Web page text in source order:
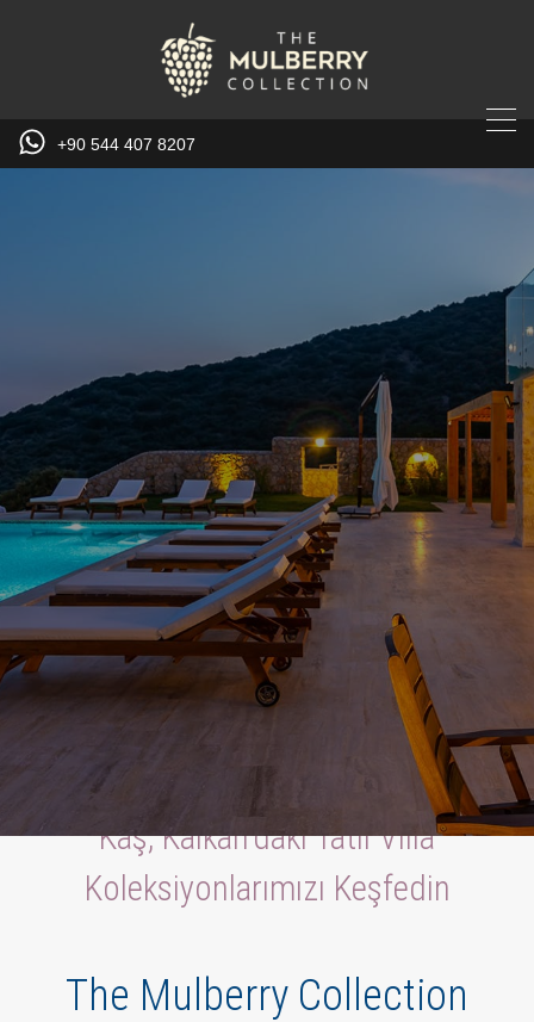
+90 544 407 8207
Kaş, Kalkan'daki Tatil Villa
Koleksiyonlarımızı Keşfedin
The Mulberry Collection